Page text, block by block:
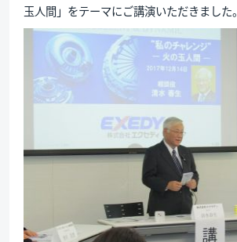
玉人間」をテーマにご講演いただきました。